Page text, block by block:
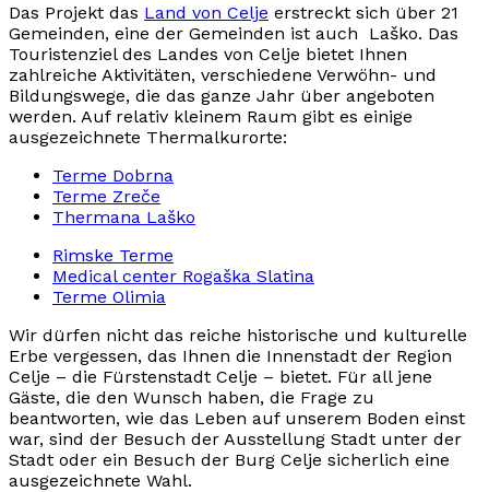
Das Projekt das Land von Celje erstreckt sich über 21
Gemeinden, eine der Gemeinden ist auch Laško. Das
Touristenziel des Landes von Celje bietet Ihnen
zahlreiche Aktivitäten, verschiedene Verwöhn- und
Bildungswege, die das ganze Jahr über angeboten
werden. Auf relativ kleinem Raum gibt es einige
ausgezeichnete Thermalkurorte:
Terme Dobrna
Terme Zreče
Thermana Laško
Rimske Terme
Medical center Rogaška Slatina
Terme Olimia
Wir dürfen nicht das reiche historische und kulturelle
Erbe vergessen, das Ihnen die Innenstadt der Region
Celje – die Fürstenstadt Celje – bietet. Für all jene
Gäste, die den Wunsch haben, die Frage zu
beantworten, wie das Leben auf unserem Boden einst
war, sind der Besuch der Ausstellung Stadt unter der
Stadt oder ein Besuch der Burg Celje sicherlich eine
ausgezeichnete Wahl.